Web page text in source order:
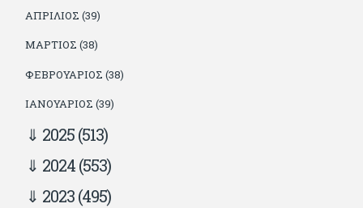
ΑΠΡΊΛΙΟΣ (39)
ΜΆΡΤΙΟΣ (38)
ΦΕΒΡΟΥΆΡΙΟΣ (38)
ΙΑΝΟΥΆΡΙΟΣ (39)
2025(513)
2024(553)
2023(495)